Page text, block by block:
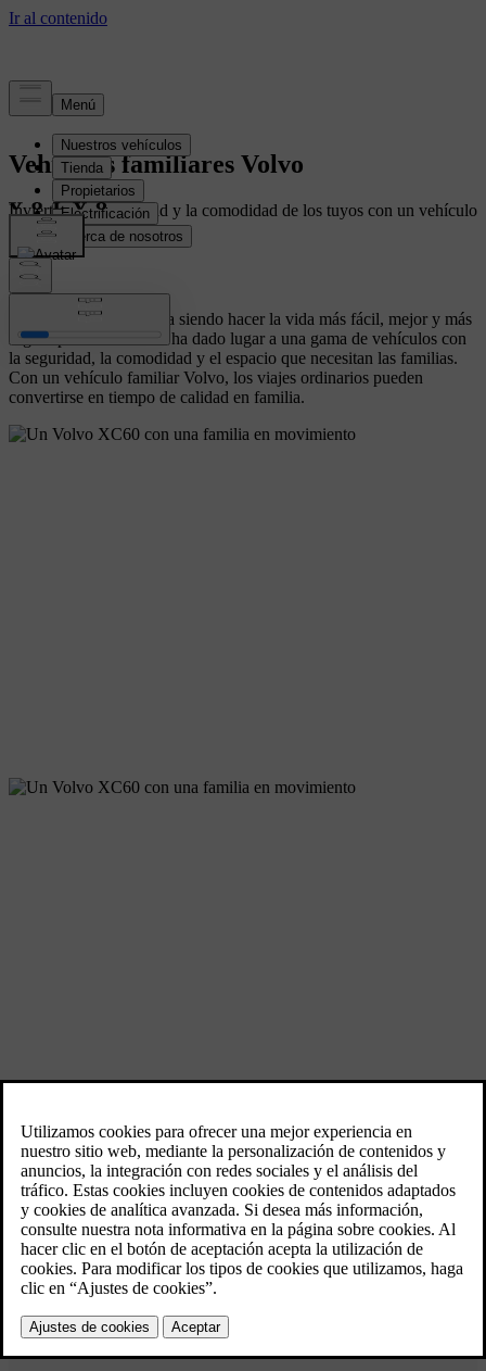
Vehículos familiares Volvo
Invierte en la seguridad y la comodidad de los tuyos con un vehículo
familiar Volvo.
Nuestra misión continúa siendo hacer la vida más fácil, mejor y más
segura para todos. Esto ha dado lugar a una gama de vehículos con
la seguridad, la comodidad y el espacio que necesitan las familias.
Con un vehículo familiar Volvo, los viajes ordinarios pueden
convertirse en tiempo de calidad en familia.
Somos expertos en seguridad
Desarrollamos innovaciones de seguridad pioneras en la industria
mirando más allá del horizonte de lo necesario.Este compromiso de
fabricar algunos de los vehículos familiares más seguros de la
carretera sigue siendo la base de todo lo que hacemos.